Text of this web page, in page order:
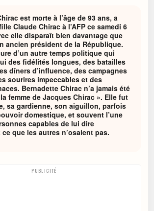
est morte à l’âge de 93 ans, a
Claude Chirac à l’AFP ce samedi 6
elle disparaît bien davantage que
ancien président de la République.
d’un autre temps politique qui
des fidélités longues, des batailles
dîners d’influence, des campagnes
sourires impeccables et des
Bernadette Chirac n’a jamais été
femme de Jacques Chirac ». Elle fut
sa gardienne, son aiguillon, parfois
domestique, et souvent l’une
capables de lui dire
que les autres n’osaient pas.
PUBLICITÉ